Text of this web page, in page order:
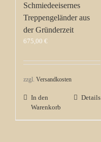
Schmiedeeisernes
Treppengeländer aus
der Gründerzeit
675,00 €
zzgl. Versandkosten
In den
Warenkorb
Details